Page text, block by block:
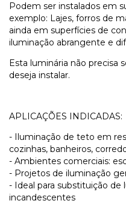
Podem ser instalados em
exemplo: Lajes, forros de
ainda em superfícies de
iluminação abrangente e
Esta luminária não precisa
deseja instalar.
APLICAÇÕES INDICADAS:
- Iluminação de teto em
cozinhas, banheiros,
- Ambientes comerciais:
- Projetos de iluminação
- Ideal para substituição
incandescentes